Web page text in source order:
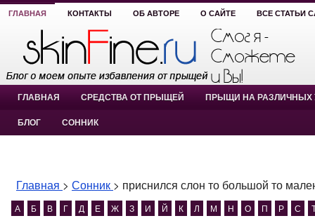
ГЛАВНАЯ КОНТАКТЫ ОБ АВТОРЕ О САЙТЕ ВСЕ СТАТЬИ
ГЛАВНАЯ СРЕДСТВА ОТ ПРЫЩЕЙ ПРЫЩИ НА РАЗЛИЧНЫХ
БЛОГ СОННИК
Главная > Сонник > приснился слон то большой то
А Б В Г Д Е Ж З И Й К Л М Н О П Р С